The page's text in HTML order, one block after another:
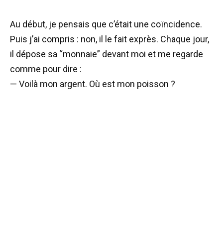
Au début, je pensais que c’était une coïncidence.
Puis j’ai compris : non, il le fait exprès. Chaque jour,
il dépose sa “monnaie” devant moi et me regarde
comme pour dire :
— Voilà mon argent. Où est mon poisson ?